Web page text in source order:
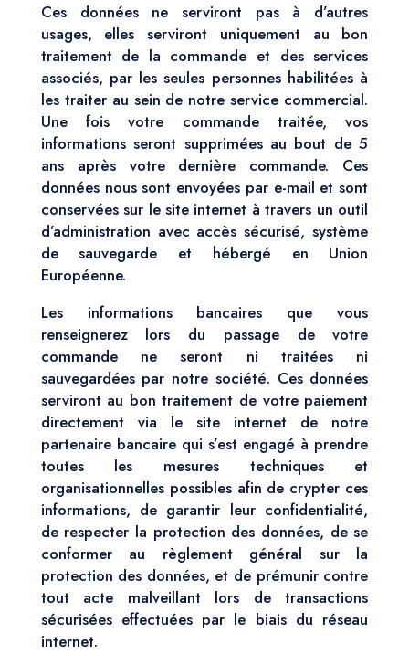
Ces données ne serviront pas à d’autres
usages, elles serviront uniquement au bon
traitement de la commande et des services
associés, par les seules personnes habilitées à
les traiter au sein de notre service commercial.
Une fois votre commande traitée, vos
informations seront supprimées au bout de 5
ans après votre dernière commande. Ces
données nous sont envoyées par e-mail et sont
conservées sur le site internet à travers un outil
d’administration avec accès sécurisé, système
de sauvegarde et hébergé en Union
Européenne.
Les informations bancaires que vous
renseignerez lors du passage de votre
commande ne seront ni traitées ni
sauvegardées par notre société. Ces données
serviront au bon traitement de votre paiement
directement via le site internet de notre
partenaire bancaire qui s’est engagé à prendre
toutes les mesures techniques et
organisationnelles possibles afin de crypter ces
informations, de garantir leur confidentialité,
de respecter la protection des données, de se
conformer au règlement général sur la
protection des données, et de prémunir contre
tout acte malveillant lors de transactions
sécurisées effectuées par le biais du réseau
internet.